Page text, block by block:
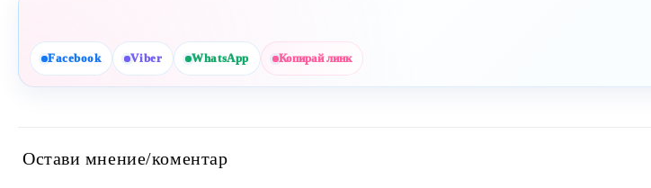
Facebook Viber WhatsApp Копирай линк
Остави мнение/коментар